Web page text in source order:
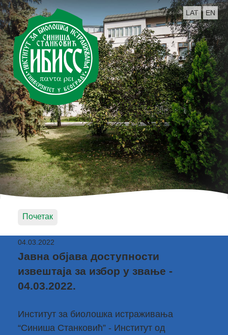
LAT EN
Почетак
04.03.2022
Јавна објава доступности
извештаја за избор у звање -
04.03.2022.
Институт за биолошка истраживања
“Синиша Станковић” - Институт од